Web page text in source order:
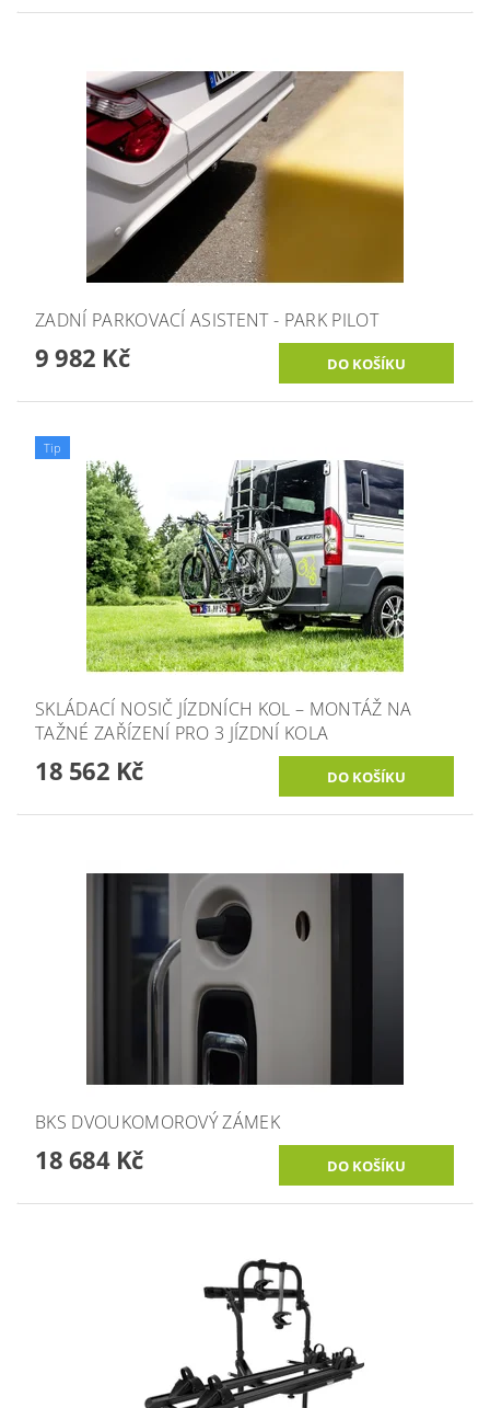
ZADNÍ PARKOVACÍ ASISTENT - PARK PILOT
9 982 Kč
Tip
SKLÁDACÍ NOSIČ JÍZDNÍCH KOL – MONTÁŽ NA
TAŽNÉ ZAŘÍZENÍ PRO 3 JÍZDNÍ KOLA
18 562 Kč
BKS DVOUKOMOROVÝ ZÁMEK
18 684 Kč